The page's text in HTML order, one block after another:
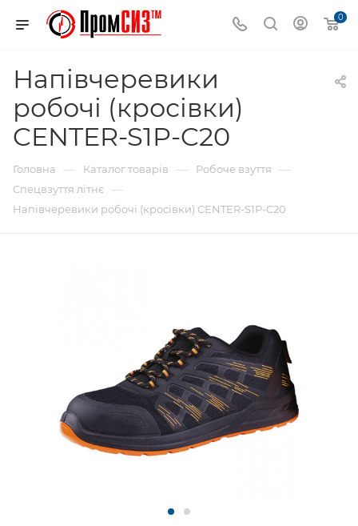
0
Напівчеревики
робочі (кросівки)
CENTER-S1P-C20
Головна — Каталог товарів — Робоче взуття —
Спецвзуття літнє —
Напівчеревики робочі (кросівки) CENTER-S1P-C20